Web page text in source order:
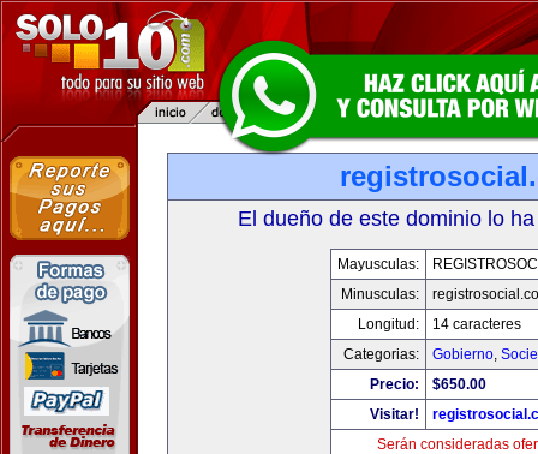
El dueño de este dominio lo
Mayusculas:
Minusculas:
Longitud:
14 caracteres
Categorias:
Gobierno,
Precio:
$650.00
Visitar!
Serán consideradas